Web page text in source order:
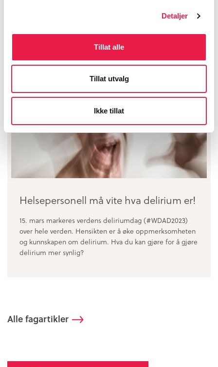
Detaljer
Tillat alle
Tillat utvalg
Ikke tillat
Helsepersonell må vite hva delirium er!
15. mars markeres verdens deliriumdag (#WDAD2023)
over hele verden. Hensikten er å øke oppmerksomheten
og kunnskapen om delirium. Hva du kan gjøre for å gjøre
delirium mer synlig?
Alle fagartikler